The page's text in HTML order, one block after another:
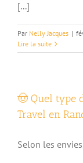
[...]
Par Nelly Jacques |
Lire la suite
🤠 Quel type
Travel en
Selon les